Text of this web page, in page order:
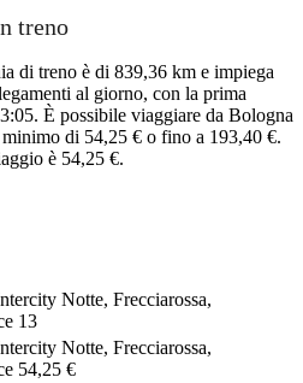
treno
di treno è di 839,36 km e impiega
al giorno, con la prima
È possibile viaggiare da Bologna
di 54,25 € o fino a 193,40 €.
è 54,25 €.
Notte, Frecciarossa,
13
Notte, Frecciarossa,
54,25 €